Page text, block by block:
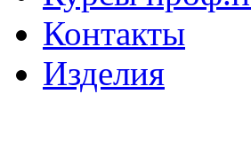
Контакты
Изделия